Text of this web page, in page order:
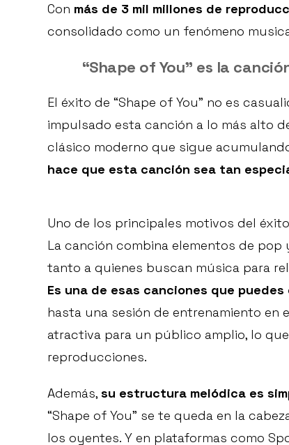
Con más de 3 mil millones de
consolidado como un fenómeno
“Shape of You” es la
El éxito de “Shape of You” no es
impulsado esta canción a lo más alto
clásico moderno que sigue
hace que esta canción sea tan
Uno de los principales motivos del
La canción combina elementos de
tanto a quienes buscan música para
Es una de esas canciones que
hasta una sesión de entrenamiento en
atractiva para un público amplio, lo
reproducciones.
Además, su estructura melódica es
“Shape of You” se te queda en la
los oyentes. Y en plataformas como